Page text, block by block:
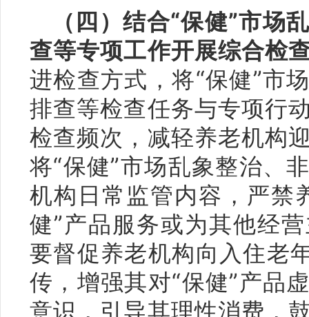
（四）结合“保健”市场
查等专项工作开展综合检
进检查方式，将“保健”市
排查等检查任务与专项行
检查频次，减轻养老机构
将“保健”市场乱象整治、
机构日常监管内容，严禁
健”产品服务或为其他经
要督促养老机构向入住老
传，增强其对“保健”产品
意识，引导其理性消费，